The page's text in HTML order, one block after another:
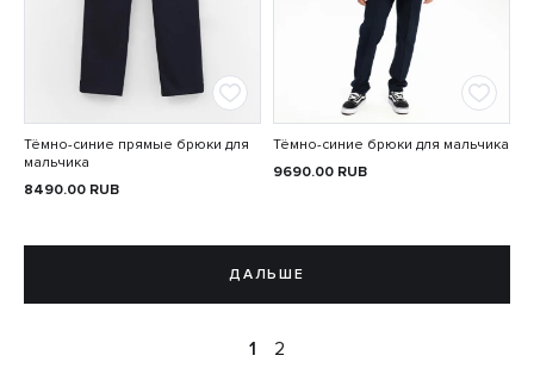
Тёмно-синие прямые брюки для
мальчика
8490.00 RUB
Тёмно-синие брюки для мальчика
9690.00 RUB
ДАЛЬШЕ
1 2